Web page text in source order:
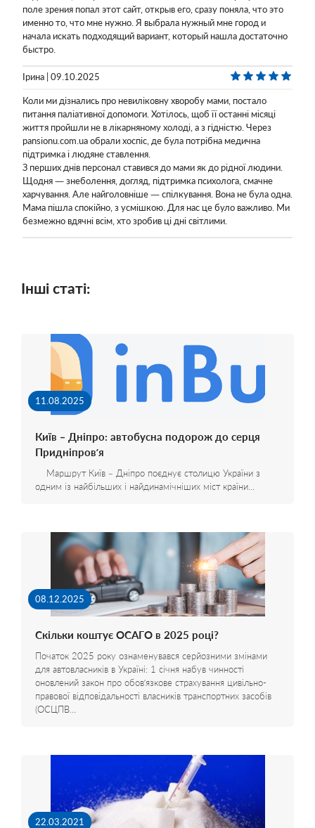
поле зрения попал этот сайт, открыв его, сразу поняла, что это
именно то, что мне нужно. Я выбрала нужный мне город и
начала искать подходящий вариант, который нашла достаточно
быстро.
Ірина | 09.10.2025
Коли ми дізнались про невиліковну хворобу мами, постало
питання паліативної допомоги. Хотілось, щоб її останні місяці
життя пройшли не в лікарняному холоді, а з гідністю. Через
pansionu.com.ua обрали хоспіс, де була потрібна медична
підтримка і людяне ставлення.
З перших днів персонал ставився до мами як до рідної людини.
Щодня — знеболення, догляд, підтримка психолога, смачне
харчування. Але найголовніше — спілкування. Вона не була одна.
Мама пішла спокійно, з усмішкою. Для нас це було важливо. Ми
безмежно вдячні всім, хто зробив ці дні світлими.
Інші статі:
11.08.2025
Київ – Дніпро: автобусна подорож до серця
Придніпров’я
Маршрут Київ – Дніпро поєднує столицю України з
одним із найбільших і найдинамічніших міст країни…
08.12.2025
Скільки коштує ОСАГО в 2025 році?
Початок 2025 року ознаменувався серйозними змінами
для автовласників в Україні: 1 січня набув чинності
оновлений закон про обов’язкове страхування цивільно-
правової відповідальності власників транспортних засобів
(ОСЦПВ…
22.03.2021